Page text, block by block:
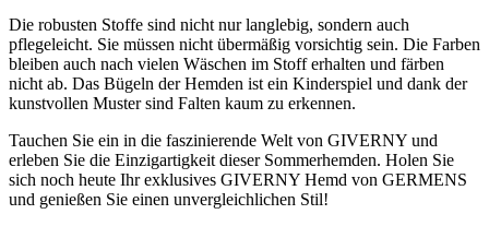
Die robusten Stoffe sind nicht nur langlebig, sondern auch
pflegeleicht. Sie müssen nicht übermäßig vorsichtig sein. Die Farben
bleiben auch nach vielen Wäschen im Stoff erhalten und färben
nicht ab. Das Bügeln der Hemden ist ein Kinderspiel und dank der
kunstvollen Muster sind Falten kaum zu erkennen.
Tauchen Sie ein in die faszinierende Welt von GIVERNY und
erleben Sie die Einzigartigkeit dieser Sommerhemden. Holen Sie
sich noch heute Ihr exklusives GIVERNY Hemd von GERMENS
und genießen Sie einen unvergleichlichen Stil!